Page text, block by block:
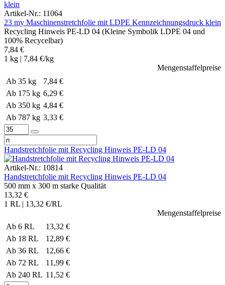
Artikel-Nr.: 11064
23 my Maschinenstretchfolie mit LDPE Kennzeichnungsdruck klein
Recycling Hinweis PE-LD 04 (Kleine Symbolik LDPE 04 und
100% Recycelbar)
7,84 €
1 kg | 7,84 €/kg
Mengenstaffelpreise
Ab 35 kg
7,84 €
Ab 175 kg 6,29 €
Ab 350 kg 4,84 €
Ab 787 kg 3,33 €
Handstretchfolie mit Recycling Hinweis PE-LD 04
Artikel-Nr.: 10814
Handstretchfolie mit Recycling Hinweis PE-LD 04
500 mm x 300 m starke Qualität
13,32 €
1 RL | 13,32 €/RL
Mengenstaffelpreise
Ab 6 RL
13,32 €
Ab 18 RL
12,89 €
Ab 36 RL
12,66 €
Ab 72 RL
11,99 €
Ab 240 RL 11,52 €